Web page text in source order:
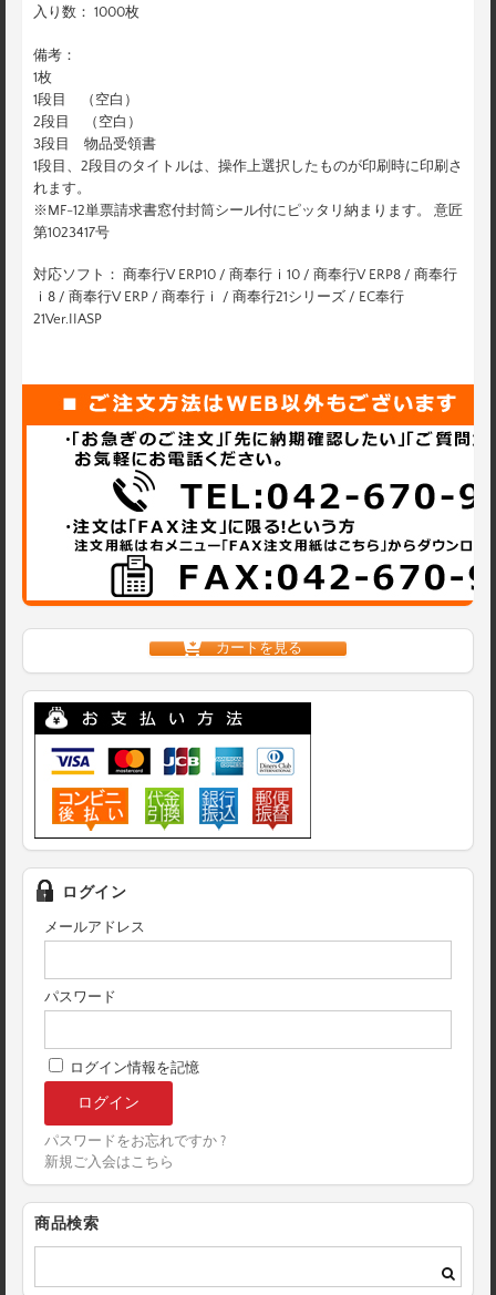
入り数： 1000枚
備考：
1枚
1段目 （空白）
2段目 （空白）
3段目 物品受領書
1段目、2段目のタイトルは、操作上選択したものが印刷時に印刷さ
れます。
※MF-12単票請求書窓付封筒シール付にピッタリ納まります。 意匠
第1023417号
対応ソフト： 商奉行V ERP10 / 商奉行ｉ10 / 商奉行V ERP8 / 商奉行
ｉ8 / 商奉行V ERP / 商奉行ｉ / 商奉行21シリーズ / EC奉行
21Ver.IIASP
カートを見る
ログイン
メールアドレス
パスワード
ログイン情報を記憶
パスワードをお忘れですか ?
新規ご入会はこちら
商品検索